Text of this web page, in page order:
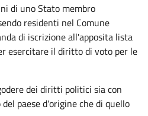
di uno Stato membro
residenti nel Comune
di iscrizione all'apposita lista
esercitare il diritto di voto per le
dei diritti politici sia con
paese d'origine che di quello